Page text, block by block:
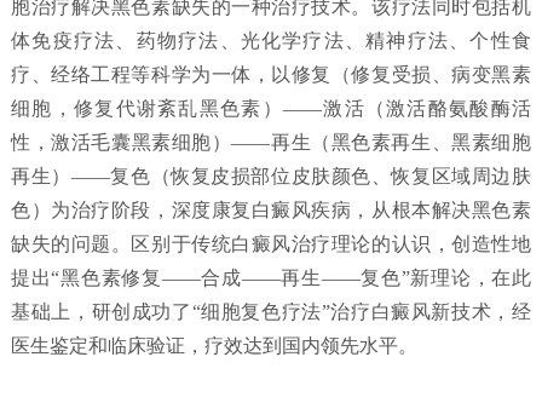
胞治疗解决黑色素缺失的一种治疗技术。该疗法同时包括机
体免疫疗法、药物疗法、光化学疗法、精神疗法、个性食
疗、经络工程等科学为一体，以修复（修复受损、病变黑素
细胞，修复代谢紊乱黑色素）——激活（激活酪氨酸酶活
性，激活毛囊黑素细胞）——再生（黑色素再生、黑素细胞
再生）——复色（恢复皮损部位皮肤颜色、恢复区域周边肤
色）为治疗阶段，深度康复白癜风疾病，从根本解决黑色素
缺失的问题。区别于传统白癜风治疗理论的认识，创造性地
提出“黑色素修复——合成——再生——复色”新理论，在此
基础上，研创成功了“细胞复色疗法”治疗白癜风新技术，经
医生鉴定和临床验证，疗效达到国内领先水平。